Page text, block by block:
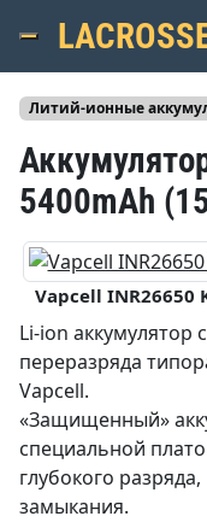
Menu
Литий-ионные
5400mAh
Vapcell
Li-ion аккумулятор
переразряда
Vapcell.
«Защищенный»
специальной
глубокого
замыкания.